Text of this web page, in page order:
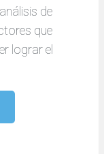
de
que
lograr el